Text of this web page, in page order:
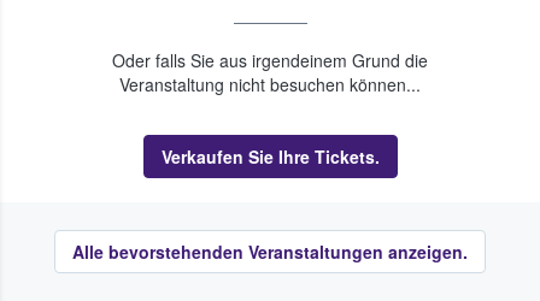
Oder falls Sie aus irgendeinem Grund die
Veranstaltung nicht besuchen können...
Verkaufen Sie Ihre Tickets.
Alle bevorstehenden Veranstaltungen anzeigen.